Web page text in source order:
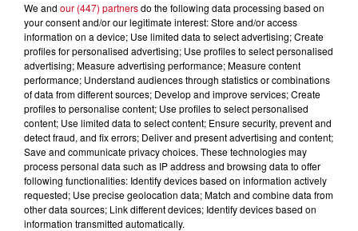
We and our (447) partnersdo the following data processing based on
your consent and/or our legitimate interest: Store and/or access
information on a device; Use limited data to select advertising; Create
profiles for personalised advertising; Use profiles to select personalised
advertising; Measure advertising performance; Measure content
performance; Understand audiences through statistics or combinations
of data from different sources; Develop and improve services; Create
profiles to personalise content; Use profiles to select personalised
content; Use limited data to select content; Ensure security, prevent and
detect fraud, and fix errors; Deliver and present advertising and content;
Save and communicate privacy choices. These technologies may
process personal data such as IP address and browsing data to offer
following functionalities: Identify devices based on information actively
requested; Use precise geolocation data; Match and combine data from
other data sources; Link different devices; Identify devices based on
information transmitted automatically.